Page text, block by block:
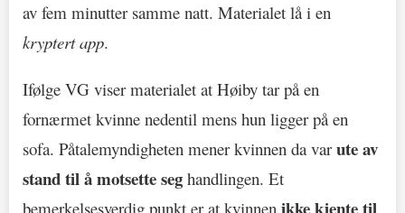
av fem minutter samme natt. Materialet lå i en
kryptert app.
Ifølge VG viser materialet at Høiby tar på en
fornærmet kvinne nedentil mens hun ligger på en
sofa. Påtalemyndigheten mener kvinnen da varute av
stand til å motsette seg handlingen. Et
bemerkelsesverdig punkt er at kvinnen